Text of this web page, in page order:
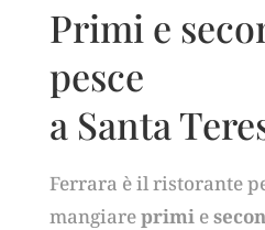
Primi e
pesce
a Santa
Ferrara è il ristorante
mangiareprimi e